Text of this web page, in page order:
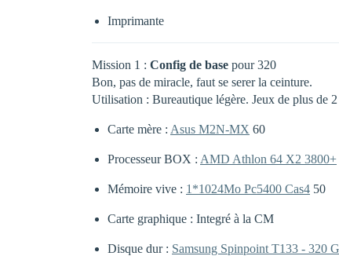
Imprimante
Mission 1 : Config de base pour 320
Bon, pas de miracle, faut se serer la ceinture.
Utilisation : Bureautique légère. Jeux de plus de
Carte mère : Asus M2N-MX 60
Processeur BOX : AMD Athlon 64 X2 3800+
Mémoire vive : 1*1024Mo Pc5400 Cas4 50
Carte graphique : Integré à la CM
Disque dur : Samsung Spinpoint T133 - 320